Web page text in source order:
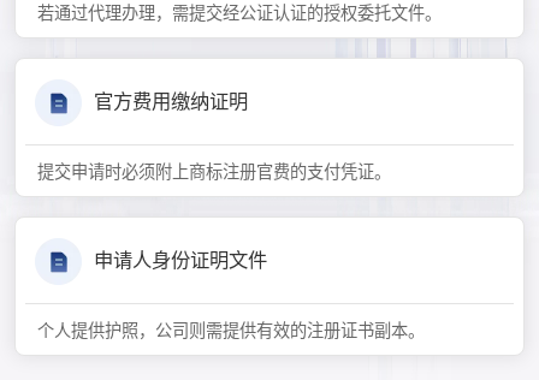
若通过代理办理，需提交经公证认证的授权委托文件。
官方费用缴纳证明
提交申请时必须附上商标注册官费的支付凭证。
申请人身份证明文件
个人提供护照，公司则需提供有效的注册证书副本。